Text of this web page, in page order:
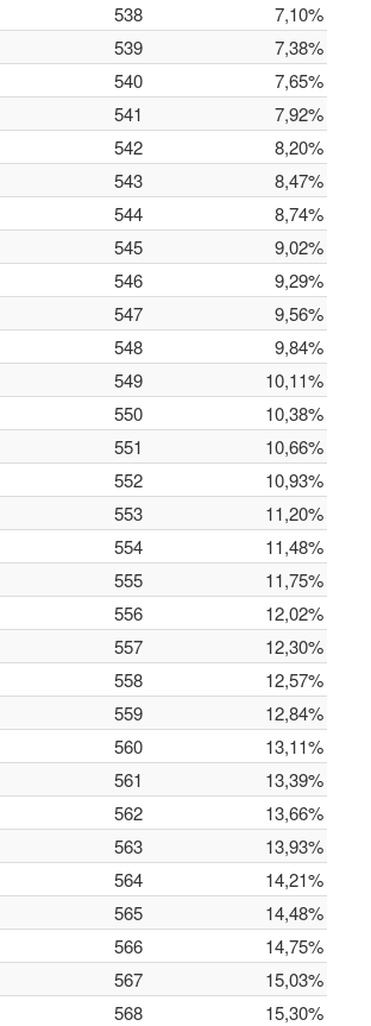
538 7,10%
539 7,38%
540 7,65%
541 7,92%
542 8,20%
543 8,47%
544 8,74%
545 9,02%
546 9,29%
547 9,56%
548 9,84%
549 10,11%
550 10,38%
551 10,66%
552 10,93%
553 11,20%
554 11,48%
555 11,75%
556 12,02%
557 12,30%
558 12,57%
559 12,84%
560 13,11%
561 13,39%
562 13,66%
563 13,93%
564 14,21%
565 14,48%
566 14,75%
567 15,03%
568 15,30%